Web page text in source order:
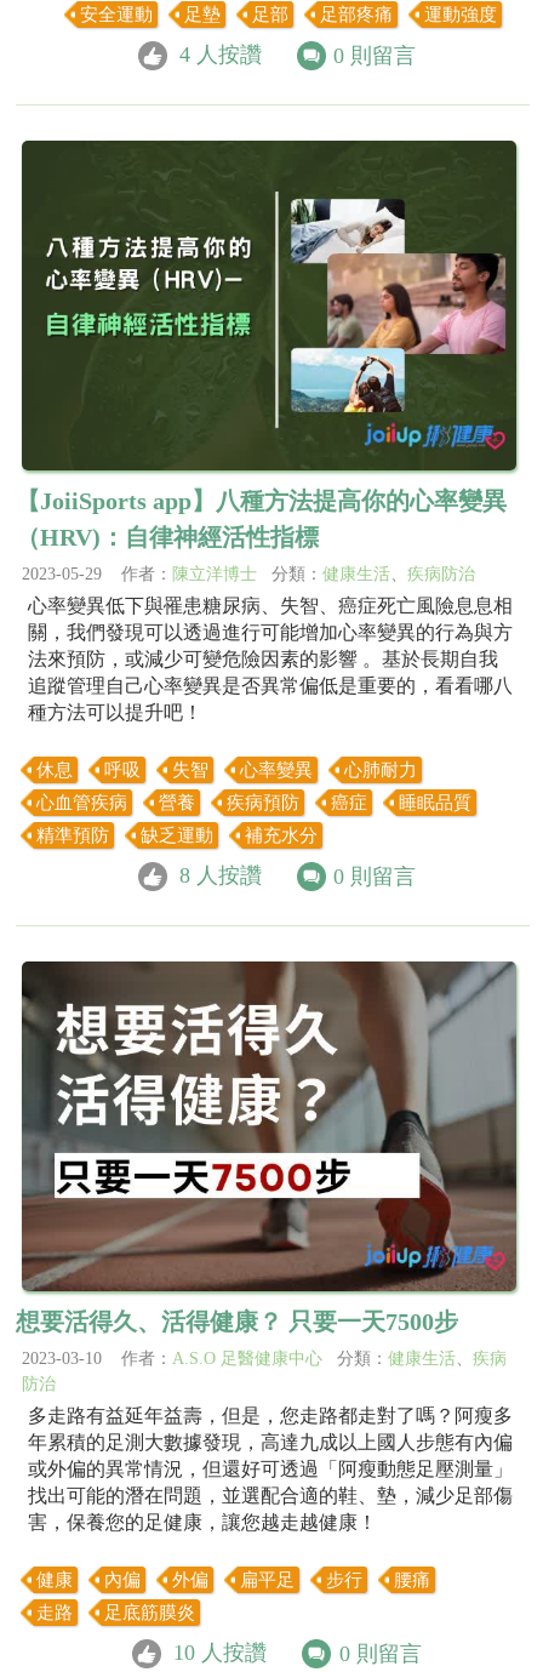
安全運動 足墊 足部 足部疼痛 運動強度
4 人按讚 0 則留言
【JoiiSports app】八種方法提高你的心率變異
（HRV)：自律神經活性指標
2023-05-29 作者： 陳立洋博士 分類： 健康生活 疾病防治
心率變異低下與罹患糖尿病、失智、癌症死亡風險息息相
關，我們發現可以透過進行可能增加心率變異的行為與方
法來預防，或減少可變危險因素的影響 。基於長期自我
追蹤管理自己心率變異是否異常偏低是重要的，看看哪八
種方法可以提升吧！
休息 呼吸 失智 心率變異
心肺耐力
心血管疾病
營養 疾病預防 癌症
睡眠品質
精準預防
缺乏運動 補充水分
8 人按讚 0 則留言
想要活得久、活得健康？ 只要一天7500步
2023-03-10 作者： A.S.O 足醫健康中心 分類： 健康生活
疾病
防治
多走路有益延年益壽，但是，您走路都走對了嗎？阿瘦多
年累積的足測大數據發現，高達九成以上國人步態有內偏
或外偏的異常情況，但還好可透過「阿瘦動態足壓測量」
找出可能的潛在問題，並選配合適的鞋、墊，減少足部傷
害，保養您的足健康，讓您越走越健康！
健康 內偏 外偏 扁平足 步行
腰痛
走路
足底筋膜炎
10 人按讚 0 則留言